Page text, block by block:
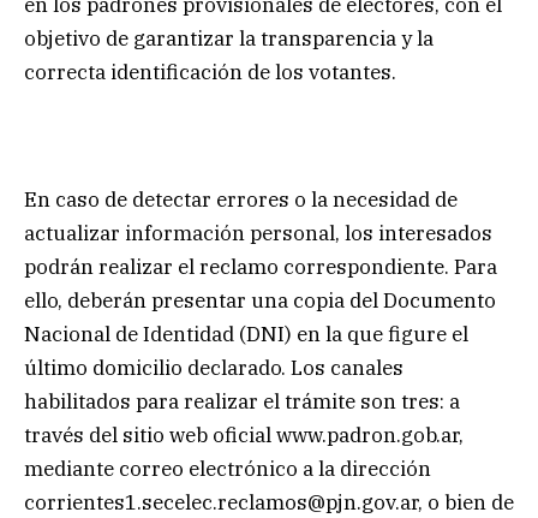
objetivo de garantizar la transparencia y la
correcta identificación de los votantes.
En caso de detectar errores o la necesidad de
actualizar información personal, los interesados
podrán realizar el reclamo correspondiente. Para
ello, deberán presentar una copia del Documento
Nacional de Identidad (DNI) en la que figure el
último domicilio declarado. Los canales
habilitados para realizar el trámite son tres: a
través del sitio web oficial www.padron.gob.ar,
mediante correo electrónico a la dirección
corrientes1.secelec.reclamos@pjn.gov.ar, o bien de